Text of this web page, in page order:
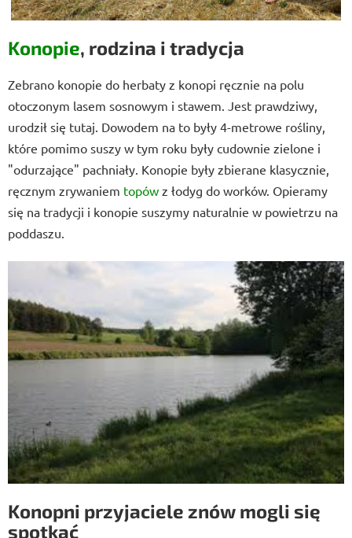
Konopie, rodzina i tradycja
Zebrano konopie do herbaty z konopi ręcznie na polu
otoczonym lasem sosnowym i stawem. Jest prawdziwy,
urodził się tutaj. Dowodem na to były 4-metrowe rośliny,
które pomimo suszy w tym roku były cudownie zielone i
"odurzające" pachniały. Konopie były zbierane klasycznie,
ręcznym zrywaniem topów z łodyg do worków. Opieramy
się na tradycji i konopie suszymy naturalnie w powietrzu na
poddaszu.
Konopni przyjaciele znów mogli się
spotkać